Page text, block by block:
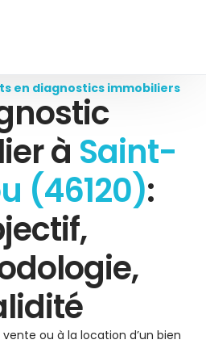
en diagnostics immobiliers
à Saint-
(46120):
ou à la location d’un bien